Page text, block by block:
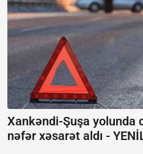
Xankəndi-Şuşa yolunda
nəfər xəsarət aldı -